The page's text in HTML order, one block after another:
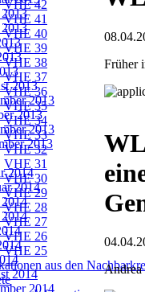
VHE 42
VHE 41
VHE 40
VHE 39
VHE 38
VHE 37
VHE 36
VHE 35
VHE 34
VHE 33
VHE 32
VHE 31
VHE 30
VHE 29
VHE 28
VHE 27
VHE 26
VHE 25
aus den
2013
2013
2013
2013
2013
2014
2014
2014
2014
Früher
Andrea